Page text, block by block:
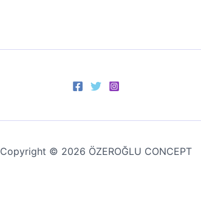
Copyright © 2026 ÖZEROĞLU CONCEPT